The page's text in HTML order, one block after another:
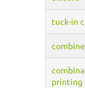
tuck-in
printing